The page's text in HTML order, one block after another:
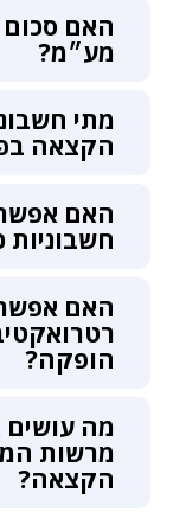
האם סכום
מע״מ?
מתי
הקצאה
האם
האם
הופקה?
מה
מרשות
הקצאה?